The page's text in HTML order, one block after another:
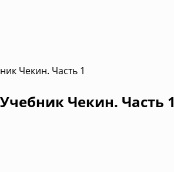
Чекин. Часть 1
Чекин. Часть 1